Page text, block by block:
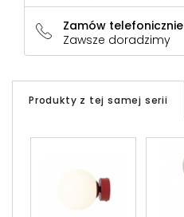
Zamów telefonicznie
Zawsze doradzimy
Produkty z tej samej serii